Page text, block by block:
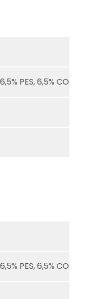
PES, 6,5% CO
PES, 6,5% CO